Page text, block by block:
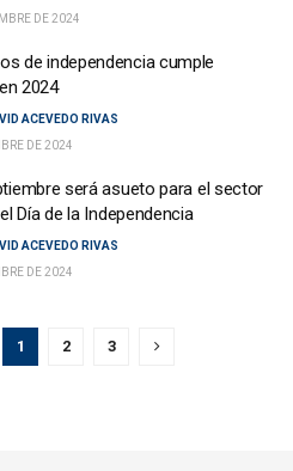
DE 2024
de independencia cumple
2024
ACEVEDO RIVAS
DE 2024
será asueto para el sector
Día de la Independencia
ACEVEDO RIVAS
DE 2024
1 2 3